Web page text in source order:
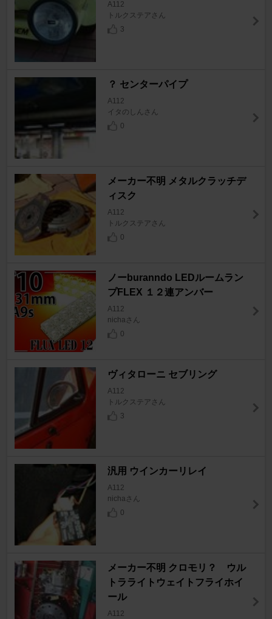
A112
トルクステアさん
3
？ センターパイプ
A112
イタのしんさん
0
メーカー不明 メタルクラッチデ
ィスク
A112
トルクステアさん
0
ノーburanndo LEDルームラン
プFLEX １２連アンバー
A112
nichaさん
0
ヴィタローニ セブリング
A112
トルクステアさん
3
汎用 ウインカーリレイ
A112
nichaさん
0
メーカー不明 クロモリ？ ウル
トラライトウェイトフライホイ
ール
A112